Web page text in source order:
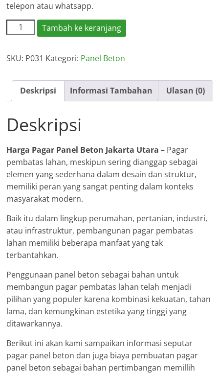
telepon atau whatsapp.
Kuantitas
Harga
Panel
Jakarta
Utara
Tambah ke keranjang
SKU: P031 Kategori: Panel Beton
Deskripsi Informasi Tambahan Ulasan (0)
Deskripsi
Harga Pagar Panel Beton Jakarta Utara – Pagar
pembatas lahan, meskipun sering dianggap sebagai
elemen yang sederhana dalam desain dan struktur,
memiliki peran yang sangat penting dalam konteks
masyarakat modern.
Baik itu dalam lingkup perumahan, pertanian, industri,
atau infrastruktur, pembangunan pagar pembatas
lahan memiliki beberapa manfaat yang tak
terbantahkan.
Penggunaan panel beton sebagai bahan untuk
membangun pagar pembatas lahan telah menjadi
pilihan yang populer karena kombinasi kekuatan, tahan
lama, dan kemungkinan estetika yang tinggi yang
ditawarkannya.
Berikut ini akan kami sampaikan informasi seputar
pagar panel beton dan juga biaya pembuatan pagar
panel beton sebagai bahan pertimbangan memillih